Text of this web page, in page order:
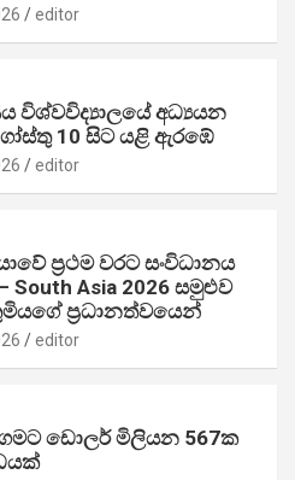
editor
විශ්වවිද්‍යාලයේ අධ්‍යයන
10 සිට යළි ඇරඹේ
editor
ප්‍රථම වරට සංවිධානය
South Asia 2026 සමුළුව
ප්‍රධානත්වයෙන්
editor
ඩොලර් මිලියන 567ක